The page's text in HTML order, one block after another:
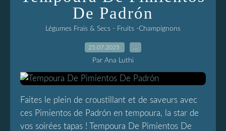
De Padrón
Légumes Frais & Secs - Fruits -Champignons
25.07.2025
Par Ana Luthi
Faites le plein de croustillant et de saveurs avec
ces Pimientos de Padrón en tempoura, la star de
vos soirées tapas ! Tempoura De Pimientos De